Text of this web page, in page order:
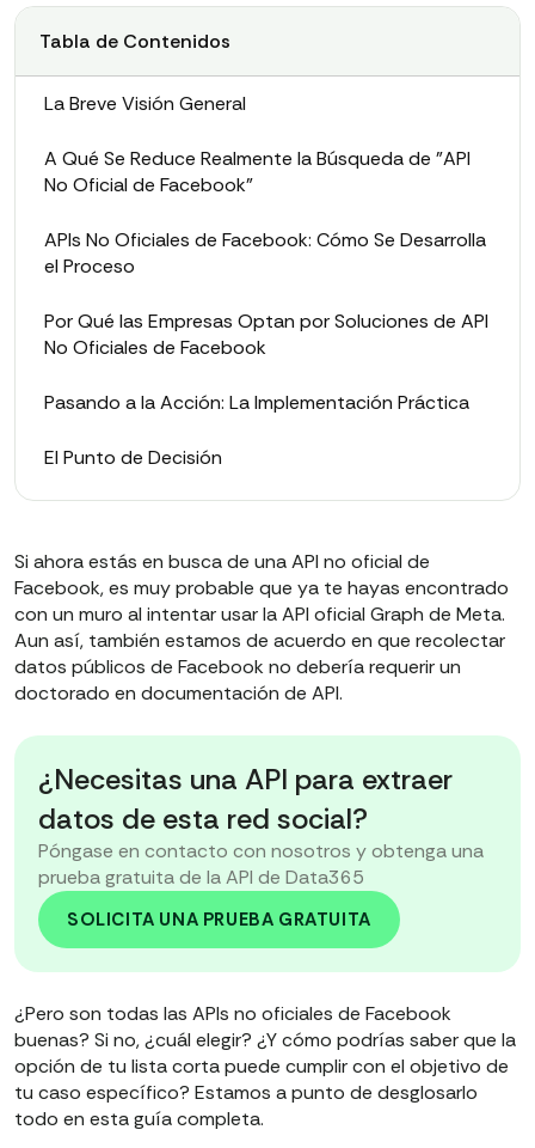
Tabla de Contenidos
La Breve Visión General
A Qué Se Reduce Realmente la Búsqueda de "API
No Oficial de Facebook"
APIs No Oficiales de Facebook: Cómo Se Desarrolla
el Proceso
Por Qué las Empresas Optan por Soluciones de API
No Oficiales de Facebook
Pasando a la Acción: La Implementación Práctica
El Punto de Decisión
Si ahora estás en busca de una API no oficial de
Facebook, es muy probable que ya te hayas encontrado
con un muro al intentar usar la API oficial Graph de Meta.
Aun así, también estamos de acuerdo en que recolectar
datos públicos de Facebook no debería requerir un
doctorado en documentación de API.
¿Necesitas una API para extraer
datos de esta red social?
Póngase en contacto con nosotros y obtenga una
prueba gratuita de la API de Data365
SOLICITA UNA PRUEBA GRATUITA
¿Pero son todas las APIs no oficiales de Facebook
buenas? Si no, ¿cuál elegir? ¿Y cómo podrías saber que la
opción de tu lista corta puede cumplir con el objetivo de
tu caso específico? Estamos a punto de desglosarlo
todo en esta guía completa.